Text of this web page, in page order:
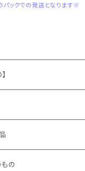
パックでの発送となります※
もの